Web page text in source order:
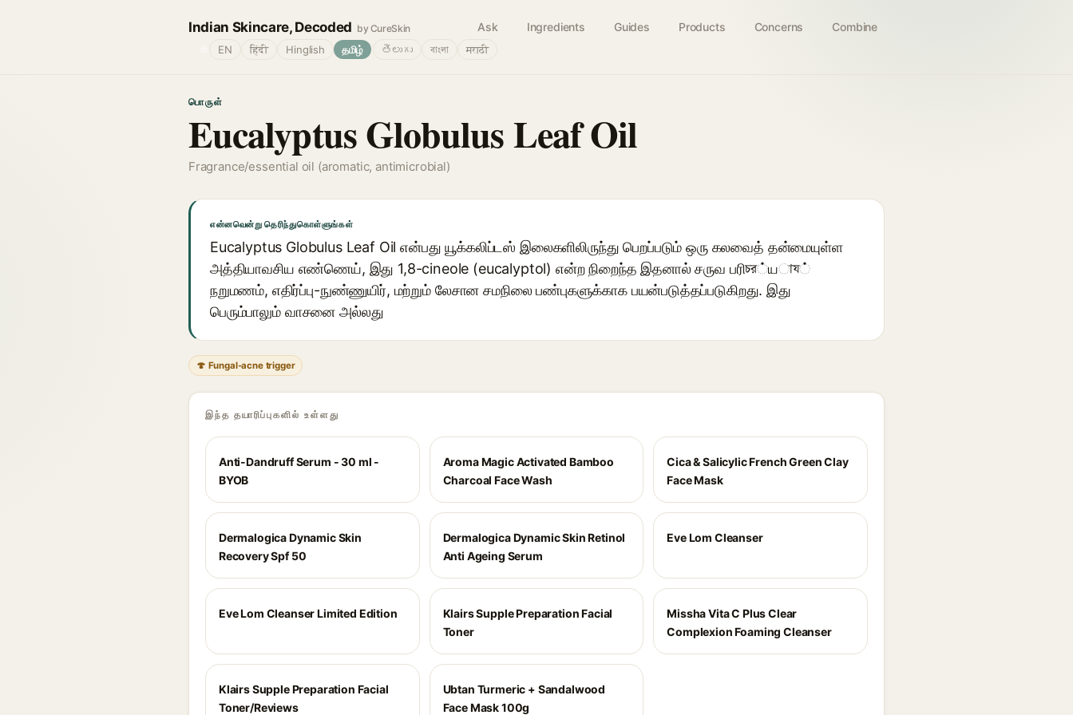
Indian Skincare, Decoded by CureSkin Ask Ingredients Guides Products Concerns Combine
EN हिंदी Hinglish தமிழ் తెలుగు বাংলা मराठी
பொருள்
Eucalyptus Globulus Leaf Oil
Fragrance/essential oil (aromatic, antimicrobial)
என்னவென்று தெரிந்துகொள்ளுங்கள்
Eucalyptus Globulus Leaf Oil என்பது யூக்கலிப்டஸ் இலைகளிலிருந்து பெறப்படும் ஒரு கலவைத் தன்மையுள்ள
அத்தியாவசிய எண்ணெய், இது 1,8-cineole (eucalyptol) என்ற நிறைந்த இதனால் சருவ பரிচর்யায்
நறுமணம், எதிர்ப்பு-நுண்ணுயிர், மற்றும் லேசான சமநிலை பண்புகளுக்காக பயன்படுத்தப்படுகிறது. இது
பெரும்பாலும் வாசனை அல்லது
🍄 Fungal-acne trigger
இந்த தயாரிப்புகளில் உள்ளது
Anti-Dandruff Serum - 30 ml -
BYOB
Aroma Magic Activated Bamboo
Charcoal Face Wash
Cica & Salicylic French Green Clay
Face Mask
Dermalogica Dynamic Skin
Recovery Spf 50
Dermalogica Dynamic Skin Retinol
Anti Ageing Serum
Eve Lom Cleanser
Eve Lom Cleanser Limited Edition
Klairs Supple Preparation Facial
Toner
Missha Vita C Plus Clear
Complexion Foaming Cleanser
Klairs Supple Preparation Facial
Toner/Reviews
Ubtan Turmeric + Sandalwood
Face Mask 100g